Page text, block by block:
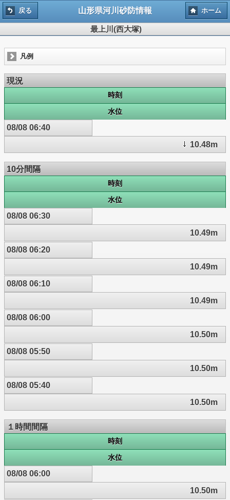
戻る 山形県河川砂防情報 ホーム
最上川(西大塚)
凡例
現況
時刻
水位
08/08 06:40
10.48m
10分間隔
時刻
水位
08/08 06:30
10.49m
08/08 06:20
10.49m
08/08 06:10
10.49m
08/08 06:00
10.50m
08/08 05:50
10.50m
08/08 05:40
10.50m
１時間間隔
時刻
水位
08/08 06:00
10.50m